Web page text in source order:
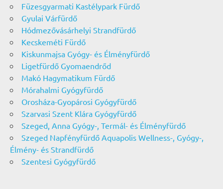
Füzesgyarmati Kastélypark Fürdő
Gyulai Várfürdő
Hódmezővásárhelyi Strandfürdő
Kecskeméti Fürdő
Kiskunmajsa Gyógy- és Élményfürdő
Ligetfürdő Gyomaendrőd
Makó Hagymatikum Fürdő
Mórahalmi Gyógyfürdő
Orosháza-Gyopárosi Gyógyfürdő
Szarvasi Szent Klára Gyógyfürdő
Szeged, Anna Gyógy-, Termál- és Élményfürdő
Szeged Napfényfürdő Aquapolis Wellness-, Gyógy-,
Élmény- és Strandfürdő
Szentesi Gyógyfürdő